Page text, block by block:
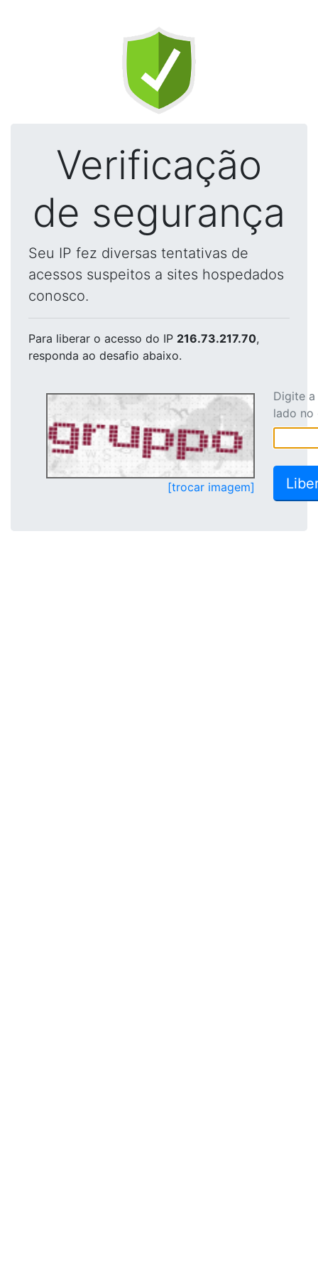
Verificação
de segurança
Seu IP fez diversas tentativas de
acessos suspeitos a sites hospedados
conosco.
Para liberar o acesso do IP 216.73.217.70,
responda ao desafio abaixo.
[trocar imagem]
Digite
lado no